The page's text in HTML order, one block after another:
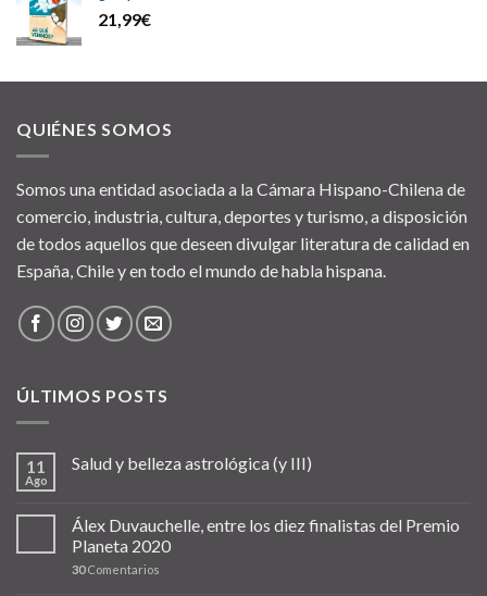
21,99€
QUIÉNES SOMOS
Somos una entidad asociada a la Cámara Hispano-Chilena de
comercio, industria, cultura, deportes y turismo, a disposición
de todos aquellos que deseen divulgar literatura de calidad en
España, Chile y en todo el mundo de habla hispana.
ÚLTIMOS POSTS
11
Ago
Salud y belleza astrológica (y III)
Álex Duvauchelle, entre los diez finalistas del Premio
Planeta 2020
30Comentarios